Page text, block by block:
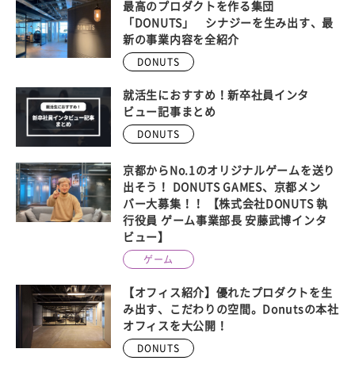
最高のプロダクトを作る集団
「DONUTS」 シナジーを生み出す、最
新の事業内容を全紹介
DONUTS
就活生におすすめ！新卒社員インタ
ビュー記事まとめ
DONUTS
京都からNo.1のオリジナルゲームを送り
出そう！ DONUTS GAMES、京都メン
バー大募集！！ 【株式会社DONUTS 執
行役員 ゲーム事業部長 安藤武博インタ
ビュー】
ゲーム
【オフィス紹介】優れたプロダクトを生
み出す、こだわりの空間。Donutsの本社
オフィスを大公開！
DONUTS